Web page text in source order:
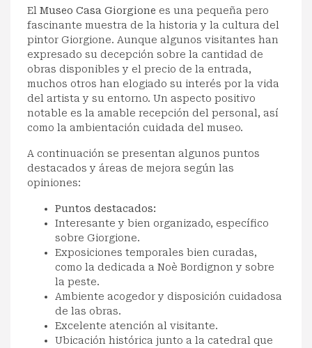
El Museo Casa Giorgione es una pequeña pero
fascinante muestra de la historia y la cultura del
pintor Giorgione. Aunque algunos visitantes han
expresado su decepción sobre la cantidad de
obras disponibles y el precio de la entrada,
muchos otros han elogiado su interés por la vida
del artista y su entorno. Un aspecto positivo
notable es la amable recepción del personal, así
como la ambientación cuidada del museo.
A continuación se presentan algunos puntos
destacados y áreas de mejora según las
opiniones:
Puntos destacados:
Interesante y bien organizado, específico
sobre Giorgione.
Exposiciones temporales bien curadas,
como la dedicada a Noè Bordignon y sobre
la peste.
Ambiente acogedor y disposición cuidadosa
de las obras.
Excelente atención al visitante.
Ubicación histórica junto a la catedral que